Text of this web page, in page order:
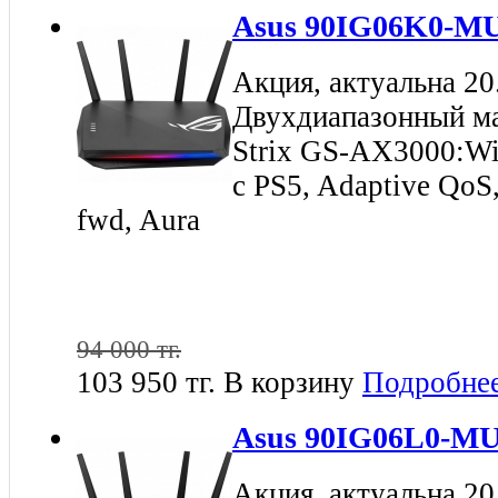
Asus 90IG06K0-
Акция, актуальна
Двухдиапазонный
Strix GS-
с PS5, Adaptive
fwd, Aura
94 000 тг.
103 950 тг. В корзину
Asus 90IG06L0-